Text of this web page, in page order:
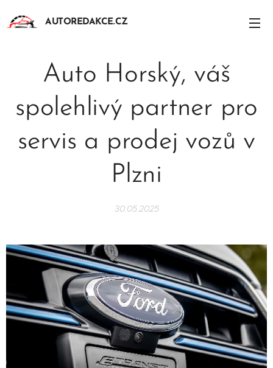
AUTOREDAKCE.CZ
Auto Horský, váš
spolehlivý partner pro
servis a prodej vozů v
Plzni
30.05.2025